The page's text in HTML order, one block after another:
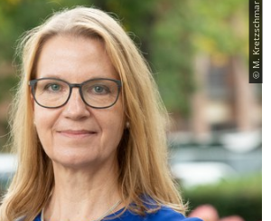
© M. Kretzschmar